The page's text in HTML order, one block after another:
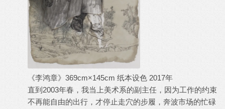
《李鸿章》369cm×145cm 纸本设色 2017年
直到2003年春，我当上美术系的副主任，因为工作的约束
不再能自由的出行，才停止走穴的步履，奔波市场的忙碌